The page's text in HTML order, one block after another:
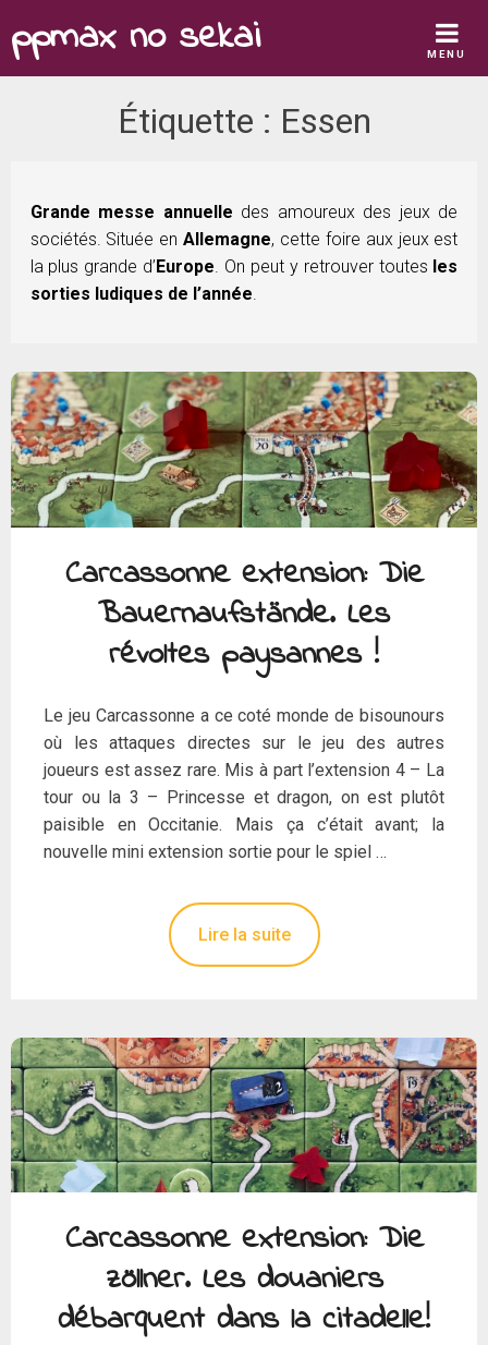
to
content
ppmax no sekai MENU
Étiquette : Essen
Grande messe annuelle des amoureux des jeux de
sociétés. Située enAllemagne, cette foire aux jeux est
la plus grande d’Europe . On peut y retrouver toutes les
sorties ludiques de l’année
Carcassonne extension: Die
Bauernaufstände. Les
révoltes paysannes !
Le jeu Carcassonne a ce coté monde de bisounours
où les attaques directes sur le jeu des autres
joueurs est assez rare. Mis à part l’extension 4 – La
tour ou la 3 – Princesse et dragon, on est plutôt
paisible en Occitanie. Mais ça c’était avant; la
nouvelle mini extension sortie pour le spiel …
Lire la suite
Carcassonne extension: Die
zöllner. Les douaniers
débarquent dans la citadelle!